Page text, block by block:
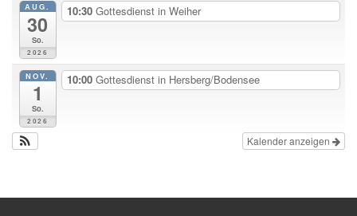
AUG.
30
So.
2026
10:30 Gottesdienst in Weiher
NOV.
1
So.
2026
10:00 Gottesdienst in Hersberg/Bodensee
Kalender anzeigen